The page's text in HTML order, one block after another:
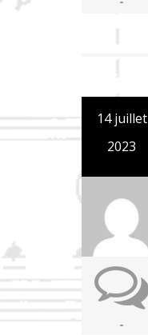
14 juillet
2023
-